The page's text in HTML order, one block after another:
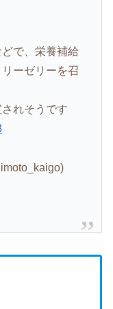
で、栄養補給
ーゼリーを召
れそうです